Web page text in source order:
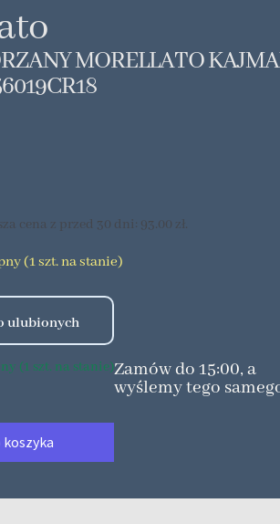
MORELLATO
cena z przed 30 dni: 93.00 zł.
(1 szt. na stanie)
(1 szt. na stanie)
koszyka
Zamów do 15:00, a
wyślemy tego